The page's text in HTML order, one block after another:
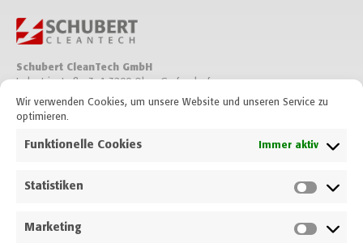
Wir verwenden Cookies, um unsere Website und unseren Service zu
optimieren.
Funktionelle Cookies Immer aktiv
Statistiken
Marketing
Schubert CleanTech GmbH
Industriestraße 3, A-3200 Ober-Grafendorf
T +43 2747 2535 0
office@schubert.tech
Auf Xing folgen
Auf YouTube folgen